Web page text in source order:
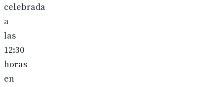
celebrada
a
las
12:30
horas
en